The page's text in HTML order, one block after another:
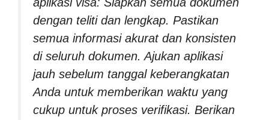
dengan teliti dan lengkap. Pastikan
semua informasi akurat dan konsisten
di seluruh dokumen. Ajukan aplikasi
jauh sebelum tanggal keberangkatan
Anda untuk memberikan waktu yang
cukup untuk proses verifikasi. Berikan